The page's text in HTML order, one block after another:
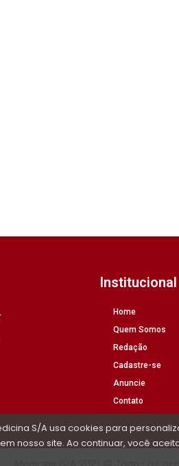
Institucional
Home
Quem Somos
Redação
Cadastre-se
Anuncie
Contato
S/A usa cookies para
nosso site. Ao continuar, você